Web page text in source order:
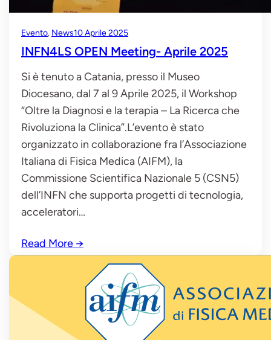
Evento, News10 Aprile 2025
INFN4LS OPEN Meeting- Aprile 2025
Si è tenuto a Catania, presso il Museo
Diocesano, dal 7 al 9 Aprile 2025, il Workshop
“Oltre la Diagnosi e la terapia – La Ricerca che
Rivoluziona la Clinica”.L’evento è stato
organizzato in collaborazione fra l’Associazione
Italiana di Fisica Medica (AIFM), la
Commissione Scientifica Nazionale 5 (CSN5)
dell’INFN che supporta progetti di tecnologia,
acceleratori…
Read More →